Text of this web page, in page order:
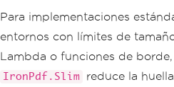
Para implementaciones
entornos con límites de
Lambda o funciones de
IronPdf.Slim
reduce la